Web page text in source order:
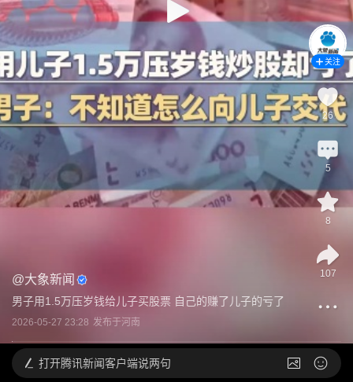
@大象新闻
男子用1.5万压岁钱给儿子买股票 自己的赚了儿子的亏了
2026-05-27 23:28 发布于河南
关注
26
5
8
107
打开腾讯新闻客户端说两句